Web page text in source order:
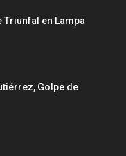
Triunfal en Lampa
Golpe de